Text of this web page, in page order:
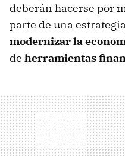
deberán hacerse por
parte de una
modernizar la
de herramientas